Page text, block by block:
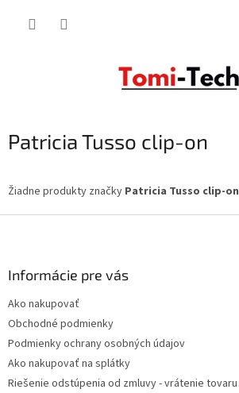
Patricia Tusso clip-on
Žiadne produkty značky Patricia Tusso clip-on
Informácie pre vás
Ako nakupovať
Obchodné podmienky
Podmienky ochrany osobných údajov
Ako nakupovať na splátky
Riešenie odstúpenia od zmluvy - vrátenie tovaru